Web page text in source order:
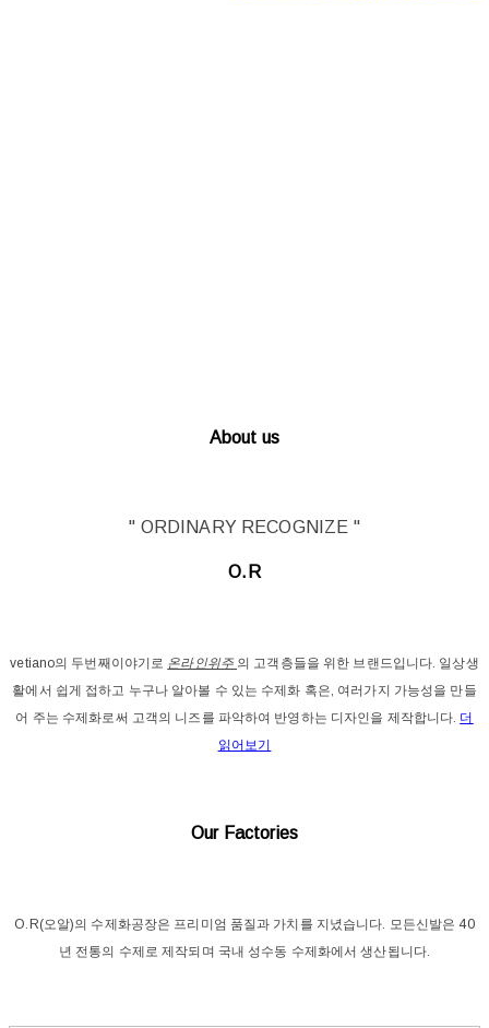
About us
" ORDINARY RECOGNIZE "
O.R
vetiano의 두번째이야기로 온라인위주 의 고객층들을 위한 브랜드입니다. 일상생
활에서 쉽게 접하고 누구나 알아볼 수 있는 수제화 혹은, 여러가지 가능성을 만들
어 주는 수제화로써 고객의 니즈를 파악하여 반영하는 디자인을 제작합니다. 더
읽어보기
Our Factories
O.R(오알)의 수제화공장은 프리미엄 품질과 가치를 지녔습니다. 모든신발은 40
년 전통의 수제로 제작되며 국내 성수동 수제화에서 생산됩니다.